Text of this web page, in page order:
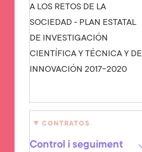
A LOS RETOS DE LA
SOCIEDAD - PLAN ESTATAL
DE INVESTIGACIÓN
CIENTÍFICA Y TÉCNICA Y DE
INNOVACIÓN 2017-2020
CONTRATOS
Control i seguiment